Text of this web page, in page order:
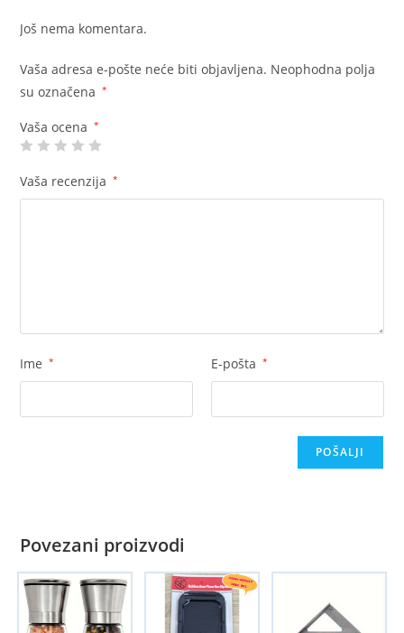
Još nema komentara.
Vaša adresa e-pošte neće biti objavljena. Neophodna polja
su označena
*
Vaša ocena *
Vaša recenzija *
Ime * E-pošta *
Povezani proizvodi